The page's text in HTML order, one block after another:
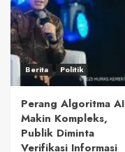
Berita Politik
Perang Algoritma AI
Makin Kompleks,
Publik Diminta
Verifikasi Informasi